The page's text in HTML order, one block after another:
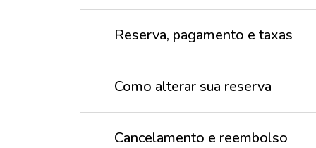
Reserva, pagamento e taxas
Como alterar sua reserva
Cancelamento e reembolso